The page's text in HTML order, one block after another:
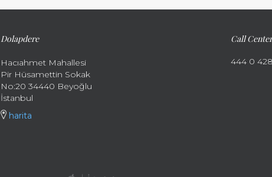
Dolapdere
Hacıahmet Mahallesi
Pir Hüsamettin Sokak
No:20 34440 Beyoğlu
İstanbul
harita
Call Center
444 0 428